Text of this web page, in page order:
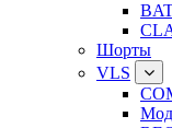
Шорты
VLS